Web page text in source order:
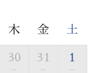
す。身も心も癒され
木 金 土
30
—
31
—
1
—